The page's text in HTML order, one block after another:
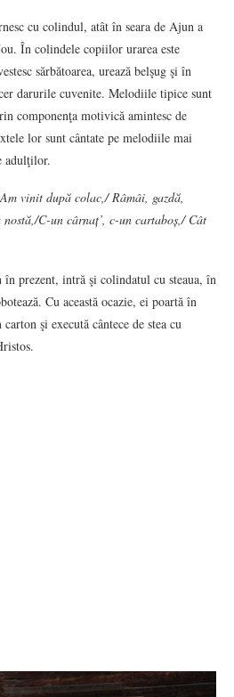
cu colindul, atât în seara de Ajun a
În colindele copiilor urarea este
sărbătoarea, urează belşug şi în
darurile cuvenite. Melodiile tipice sunt
componenţa motivică amintesc de
lor sunt cântate pe melodiile mai
adulţilor.
vinit după colac,/ Râmâi, gazdă,
C-un cârnaț’, c-un cartaboș,/ Cât
prezent, intră şi colindatul cu steaua, în
Cu această ocazie, ei poartă în
şi execută cântece de stea cu